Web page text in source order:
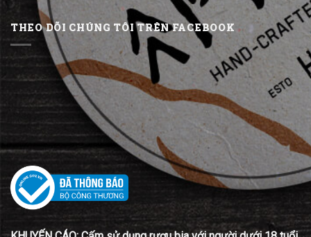
THEO DÕI CHÚNG TÔI TRÊN FACEBOOK